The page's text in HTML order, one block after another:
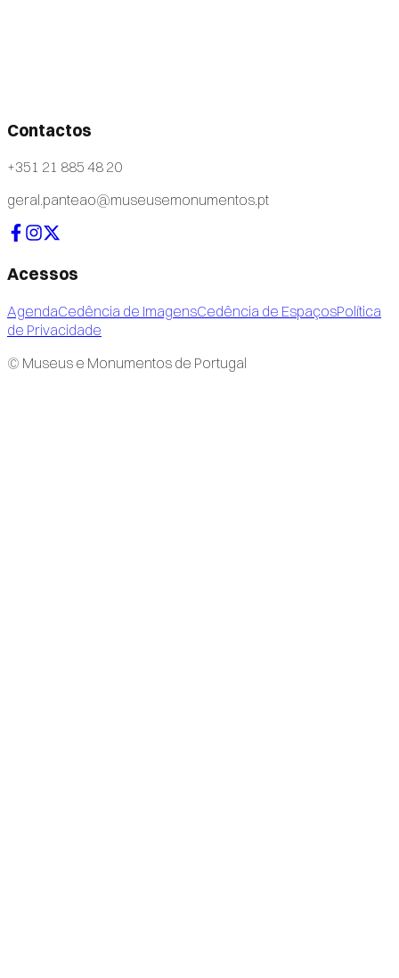
Contactos
+351 21 885 48 20
geral.panteao@museusemonumentos.pt
Acessos
AgendaCedência de ImagensCedência de EspaçosPolítica
de Privacidade
© Museus e Monumentos de Portugal